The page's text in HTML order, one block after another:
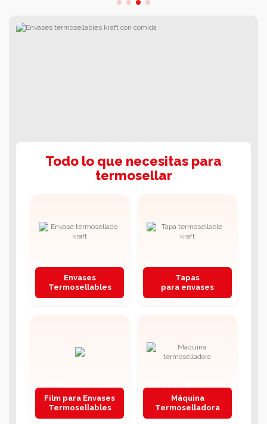
Todo lo que necesitas para
termosellar
Envases
Termosellables
Tapas
para envases
Film para Envases
Termosellables
Máquina
Termoselladora